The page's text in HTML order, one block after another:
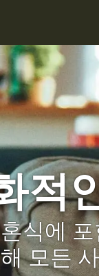
적
식에
모든